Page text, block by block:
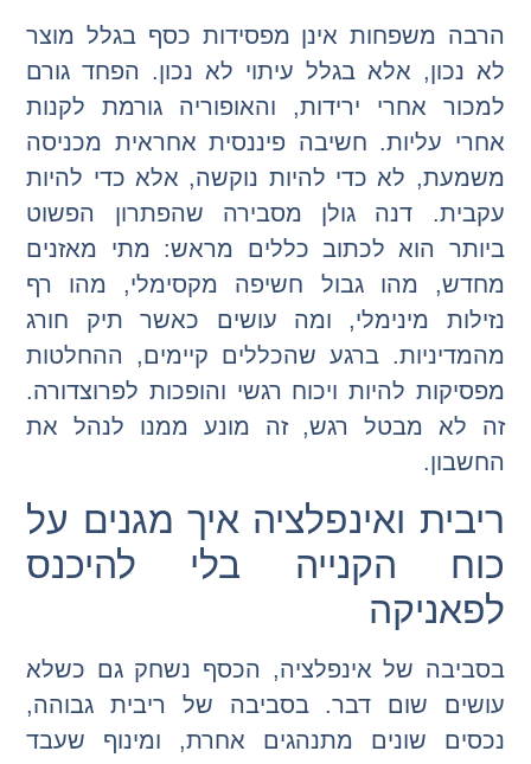
הרבה משפחות אינן מפסידות כסף בגלל מוצר
לא נכון, אלא בגלל עיתוי לא נכון. הפחד גורם
למכור אחרי ירידות, והאופוריה גורמת לקנות
אחרי עליות. חשיבה פיננסית אחראית מכניסה
משמעת, לא כדי להיות נוקשה, אלא כדי להיות
עקבית. דנה גולן מסבירה שהפתרון הפשוט
ביותר הוא לכתוב כללים מראש: מתי מאזנים
מחדש, מהו גבול חשיפה מקסימלי, מהו רף
נזילות מינימלי, ומה עושים כאשר תיק חורג
מהמדיניות. ברגע שהכללים קיימים, ההחלטות
מפסיקות להיות ויכוח רגשי והופכות לפרוצדורה.
זה לא מבטל רגש, זה מונע ממנו לנהל את
החשבון.
ריבית ואינפלציה איך מגנים על
כוח הקנייה בלי להיכנס
לפאניקה
בסביבה של אינפלציה, הכסף נשחק גם כשלא
עושים שום דבר. בסביבה של ריבית גבוהה,
נכסים שונים מתנהגים אחרת, ומינוף שעבד